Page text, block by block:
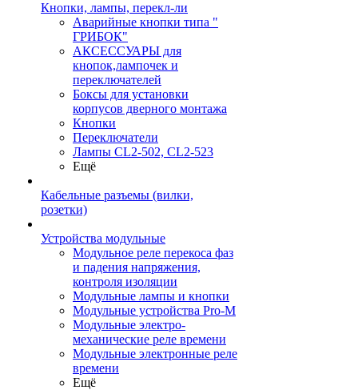
Кнопки, лампы, перекл-ли
Аварийные кнопки типа "
ГРИБОК"
АКСЕССУАРЫ для
кнопок,лампочек и
переключателей
Боксы для установки
корпусов дверного монтажа
Кнопки
Переключатели
Лампы CL2-502, CL2-523
Ещё
Кабельные разъемы (вилки,
розетки)
Устройства модульные
Модульное реле перекоса фаз
и падения напряжения,
контроля изоляции
Модульные лампы и кнопки
Модульные устройства Pro-M
Модульные электро-
механические реле времени
Модульные электронные реле
времени
Ещё